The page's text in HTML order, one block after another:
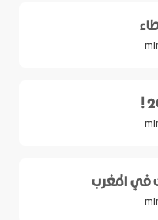
في المغرب